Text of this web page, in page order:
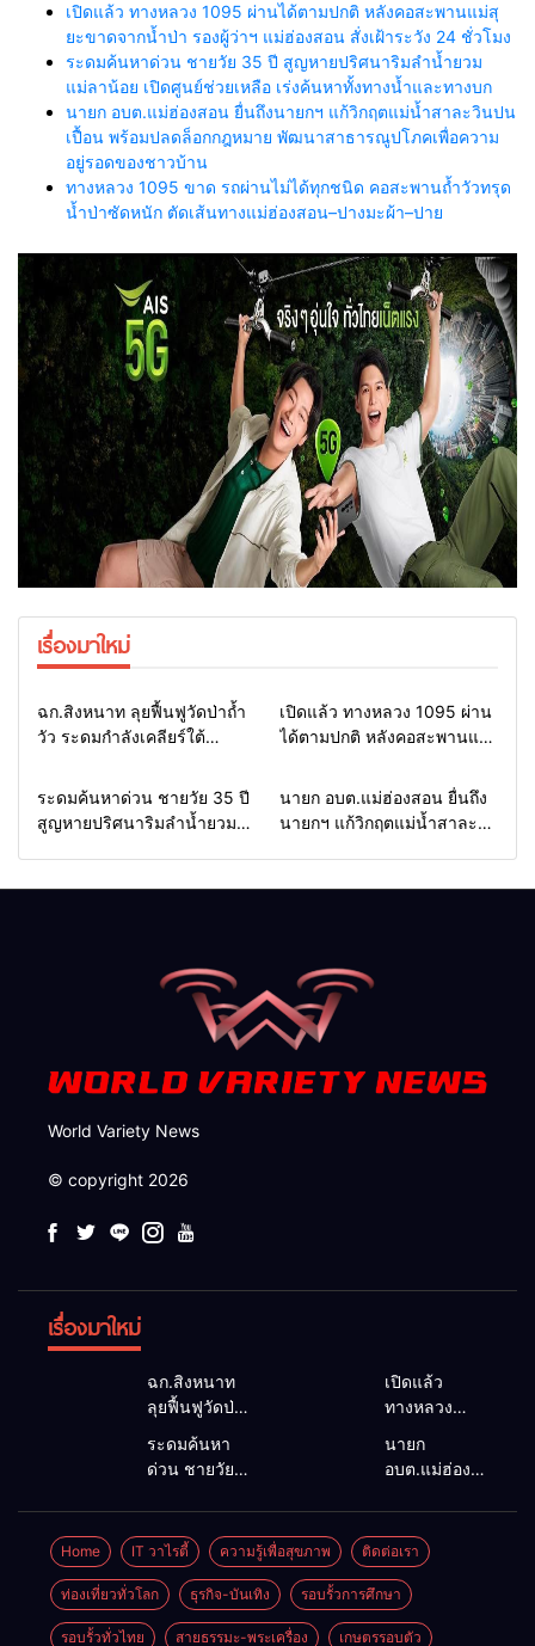
เปิดแล้ว ทางหลวง 1095 ผ่านได้ตามปกติ หลังคอสะพานแม่สุ
ยะขาดจากน้ำป่า รองผู้ว่าฯ แม่ฮ่องสอน สั่งเฝ้าระวัง 24 ชั่วโมง
ระดมค้นหาด่วน ชายวัย 35 ปี สูญหายปริศนาริมลำน้ำยวม
แม่ลาน้อย เปิดศูนย์ช่วยเหลือ เร่งค้นหาทั้งทางน้ำและทางบก
นายก อบต.แม่ฮ่องสอน ยื่นถึงนายกฯ แก้วิกฤตแม่น้ำสาละวินปน
เปื้อน พร้อมปลดล็อกกฎหมาย พัฒนาสาธารณูปโภคเพื่อความ
อยู่รอดของชาวบ้าน
ทางหลวง 1095 ขาด รถผ่านไม่ได้ทุกชนิด คอสะพานถ้ำวัวทรุด
น้ำป่าซัดหนัก ตัดเส้นทางแม่ฮ่องสอน–ปางมะผ้า–ปาย
เรื่องมาใหม่
Home แวดวงทหาร
ฉก.สิงหนาท ลุยฟื้นฟูวัดป่าถ้ำ
วัว ระดมกำลังเคลียร์ใต้
ช่วยชาวบ้านฝ่าวิกฤตน้ำป่า
Home รอบรั้วทั่วไทย
เปิดแล้ว ทางหลวง 1095 ผ่าน
ได้ตามปกติ หลังคอสะพานแม่
แม่ฮ่องสอน สั่งเฝ้าระวัง 24
Home รอบรั้วทั่วไทย
ระดมค้นหาด่วน ชายวัย 35 ปี
สูญหายปริศนาริมลำน้ำยวม
Home รอบรั้วทั่วไทย
นายก อบต.แม่ฮ่องสอน ยื่นถึง
นายกฯ แก้วิกฤตแม่น้ำสาละ
World Variety News
© copyright 2026
เรื่องมาใหม่
ฉก.สิงหนาท
ลุยฟื้นฟูวัดป่า
ถ้ำวัว ระดม
กำลังเคลียร์
ใต้สะพาน
ซ่อมคอ
สะพาน 1095
ช่วยชาวบ้าน
ฝ่าวิกฤตน้ำป่า
หลาก
เปิดแล้ว
ทางหลวง
ตามปกติ หลัง
คอสะพานแม่
สุยะขาดจาก
น้ำป่า รองผู้
ว่าฯ
แม่ฮ่องสอน
สั่งเฝ้าระวัง
24 ชั่วโมง
ระดมค้นหา
ด่วน ชายวัย
ปริศนาริมลำ
น้ำยวม
แม่ลาน้อย
เปิดศูนย์ช่วย
เหลือ เร่ง
นายก
อบต.แม่ฮ่องสอน
แก้วิกฤตแม่น้ำ
สาละวินปน
เปื้อน พร้อม
ปลดล็อก
กฎหมาย
Home IT วาไรตี้ ความรู้เพื่อสุขภาพ ติดต่อเรา
ท่องเที่ยวทั่วโลก ธุรกิจ-บันเทิง รอบรั้วการศึกษา
รอบรั้วทั่วไทย สายธรรมะ-พระเครื่อง เกษตรรอบตัว